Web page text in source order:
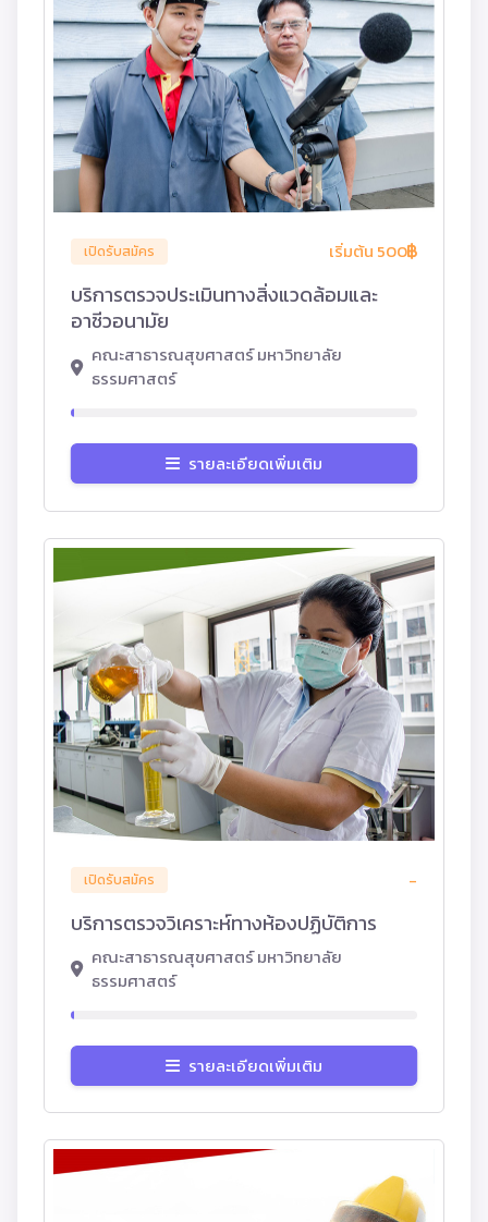
เปิดรับสมัคร เริ่มต้น 500
บริการตรวจประเมินทางสิ่งแวดล้อมและ
อาชีวอนามัย
คณะสาธารณสุขศาสตร์ มหาวิทยาลัย
ธรรมศาสตร์
รายละเอียดเพิ่มเติม
เปิดรับสมัคร -
บริการตรวจวิเคราะห์ทางห้องปฏิบัติการ
คณะสาธารณสุขศาสตร์ มหาวิทยาลัย
ธรรมศาสตร์
รายละเอียดเพิ่มเติม